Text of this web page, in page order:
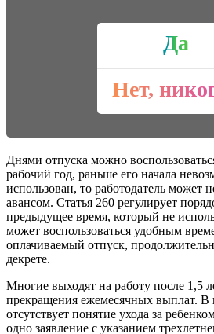
Да
Нет,
Днями отпуска можно
рабочий год, раньше его начала
использован, то работодатель может
авансом. Статья 260 регулирует
предыдущее время, который не
может воспользоваться удобным
оплачиваемый отпуск,
декрете.
Многие выходят на работу после 1,5
прекращения ежемесячных выплат. В
отсутствует понятие ухода за
одно заявление с указанием